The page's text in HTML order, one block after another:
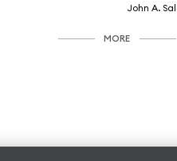
John A.
MORE